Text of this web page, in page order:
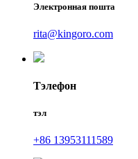
Электронная пошта
rita@kingoro.com
Тэлефон
тэл
+86 13953111589